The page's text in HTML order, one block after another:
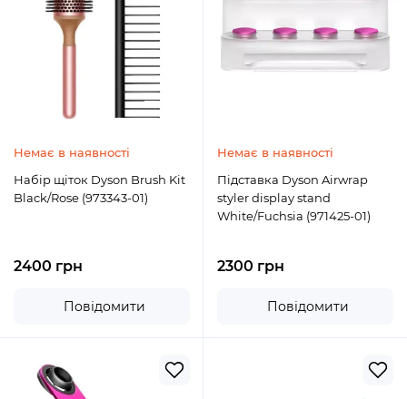
Немає в наявності
Набір щіток Dyson Brush Kit
Black/Rose (973343-01)
2400 грн
Повідомити
Немає в наявності
Підставка Dyson Airwrap
styler display stand
White/Fuchsia (971425-01)
2300 грн
Повідомити